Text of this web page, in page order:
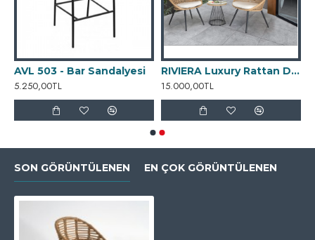
AVL 503 - Bar Sandalyesi
5.250,00TL
RIVIERA Luxury Rattan Dining Set
15.000,00TL
SON GÖRÜNTÜLENEN EN ÇOK GÖRÜNTÜLENEN